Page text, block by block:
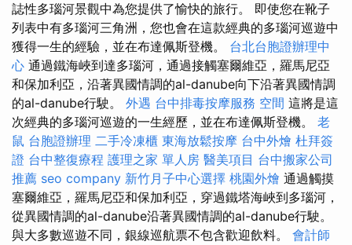
誌性多瑙河景觀中為您提供了愉快的旅行。 即使您在靴子
列表中有多瑙河三角洲，您也會在這款經典的多瑙河巡遊中
獲得一生的經驗，並在布達佩斯登機。 台北台胞證辦理中
心 通過鐵海峽到達多瑙河，通過接觸塞爾維亞，羅馬尼亞
和保加利亞，沿著異國情調的al-danube向下沿著異國情調
的al-danube行駛。 外遇 台中排毒按摩服務 空間 這將是這
次經典的多瑙河巡遊的一生經歷，並在布達佩斯登機。 老
鼠 台胞證辦理 二手冷凍櫃 東海放鬆按摩 台中外燴 杜拜簽
證 台中整復療程 護理之家 單人房 醫美項目 台中搬家公司
推薦 seo company 新竹月子中心選擇 桃園外燴 通過觸摸
塞爾維亞，羅馬尼亞和保加利亞，穿過鐵塔海峽到多瑙河，
從異國情調的al-danube沿著異國情調的al-danube行駛。
與大多數巡遊不同，銀線巡航票不包含歡迎飲料。 會計師